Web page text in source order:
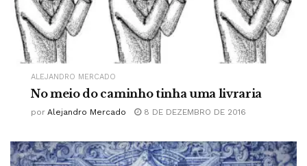
ALEJANDRO MERCADO
No meio do caminho tinha uma livraria
por Alejandro Mercado 8 DE DEZEMBRO DE 2016